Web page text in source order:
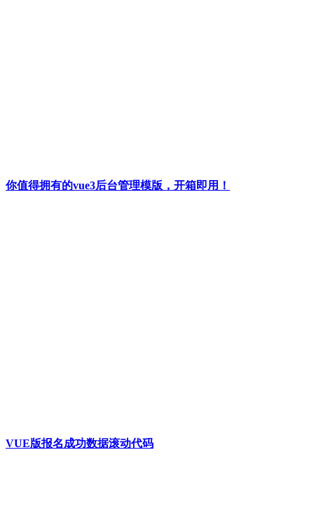
你值得拥有的vue3后台管理模版，开箱即用！
VUE版报名成功数据滚动代码